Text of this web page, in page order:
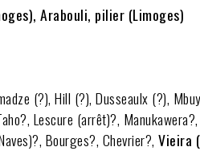
Arabouli, pilier (Limoges)
(?), Hill (?),Dusseaulx (?),
Lescure (arrêt)?,
Bourges?, Chevrier?,Vieira